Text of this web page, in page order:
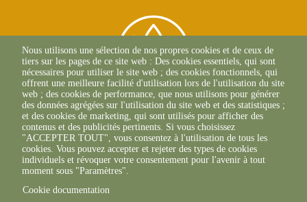
2 Allée Du Lazio
69800 SAINT-PRIEST
+33(0)4 37 43 40 70
Nous utilisons une sélection de nos propres cookies et de ceux de
tiers sur les pages de ce site web : Des cookies essentiels, qui sont
nécessaires pour utiliser le site web ; des cookies fonctionnels, qui
offrent une meilleure facilité d'utilisation lors de l'utilisation du site
web ; des cookies de performance, que nous utilisons pour générer
des données agrégées sur l'utilisation du site web et des statistiques ;
et des cookies de marketing, qui sont utilisés pour afficher des
contenus et des publicités pertinents. Si vous choisissez
"ACCEPTER TOUT", vous consentez à l'utilisation de tous les
cookies. Vous pouvez accepter et rejeter des types de cookies
individuels et révoquer votre consentement pour l'avenir à tout
moment sous "Paramètres".
Cookie documentation